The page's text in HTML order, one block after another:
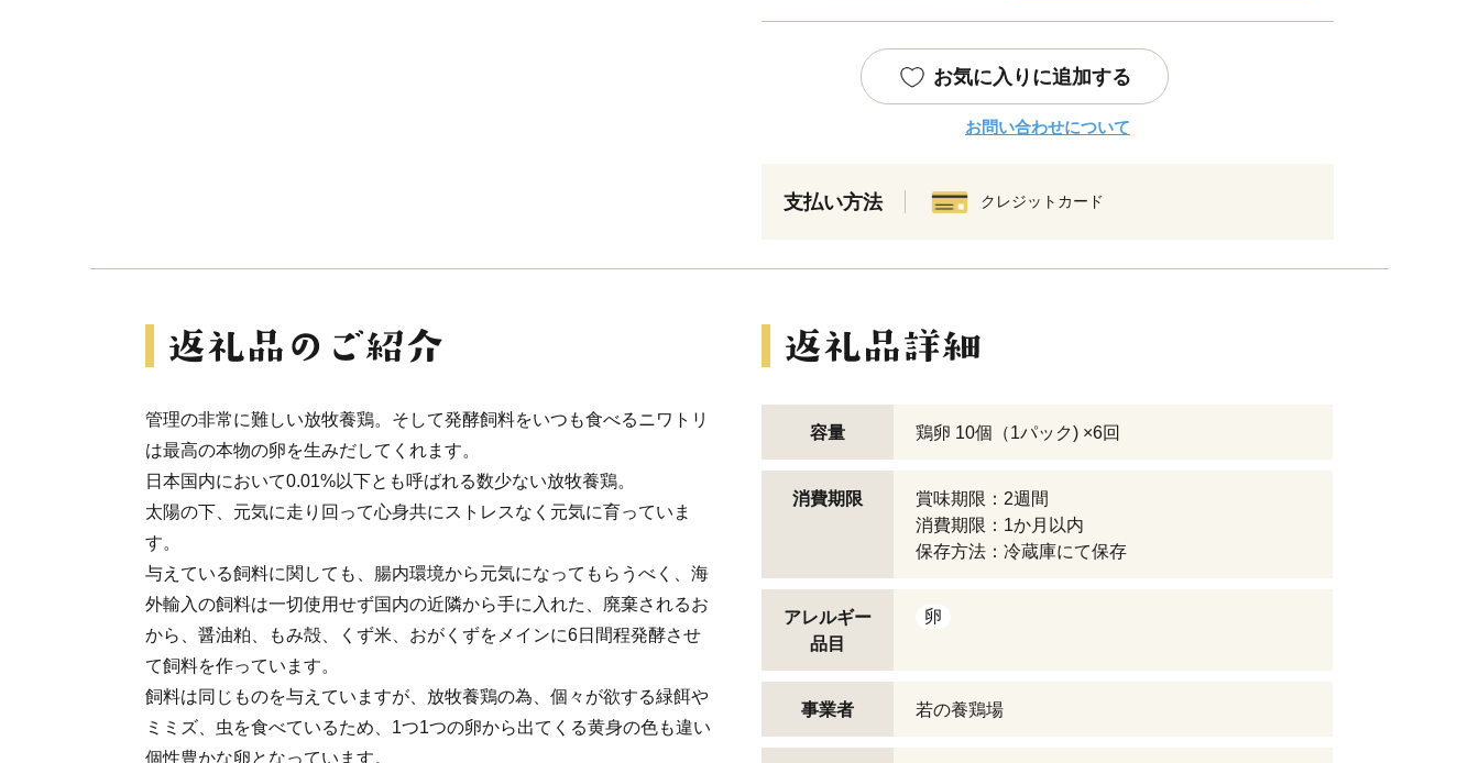
お気に入りに追加する
お問い合わせについて
支払い方法 クレジットカード
管理の非常に難しい放牧養鶏。そして発酵飼料をいつも食べるニワトリ
は最高の本物の卵を生みだしてくれます。
日本国内において0.01%以下とも呼ばれる数少ない放牧養鶏。
太陽の下、元気に走り回って心身共にストレスなく元気に育っていま
す。
与えている飼料に関しても、腸内環境から元気になってもらうべく、海
外輸入の飼料は一切使用せず国内の近隣から手に入れた、廃棄されるお
から、醤油粕、もみ殻、くず米、おがくずをメインに6日間程発酵させ
て飼料を作っています。
飼料は同じものを与えていますが、放牧養鶏の為、個々が欲する緑餌や
ミミズ、虫を食べているため、1つ1つの卵から出てくる黄身の色も違い
個性豊かな卵となっています。
容量 鶏卵 10個（1パック) ×6回
消費期限
賞味期限：2週間
消費期限：1か月以内
保存方法：冷蔵庫にて保存
アレルギー
品目
卵
事業者 若の養鶏場